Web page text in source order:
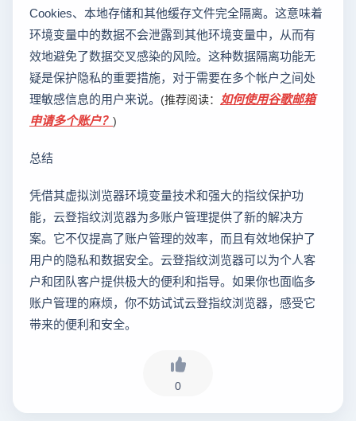
Cookies、本地存储和其他缓存文件完全隔离。这意味着
环境变量中的数据不会泄露到其他环境变量中，从而有
效地避免了数据交叉感染的风险。这种数据隔离功能无
疑是保护隐私的重要措施，对于需要在多个帐户之间处
理敏感信息的用户来说。 (推荐阅读： 如何使用谷歌邮箱
申请多个账户？ )
总结
凭借其虚拟浏览器环境变量技术和强大的指纹保护功
能，云登指纹浏览器为多账户管理提供了新的解决方
案。它不仅提高了账户管理的效率，而且有效地保护了
用户的隐私和数据安全。云登指纹浏览器可以为个人客
户和团队客户提供极大的便利和指导。如果你也面临多
账户管理的麻烦，你不妨试试云登指纹浏览器，感受它
带来的便利和安全。
0